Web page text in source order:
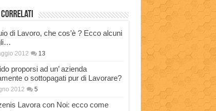
di Lavoro, che cos’è ? Ecco alcuni
2012 13
proporsi ad un’ azienda
o sottopagati pur di Lavorare?
2012 5
Lavora con Noi: ecco come